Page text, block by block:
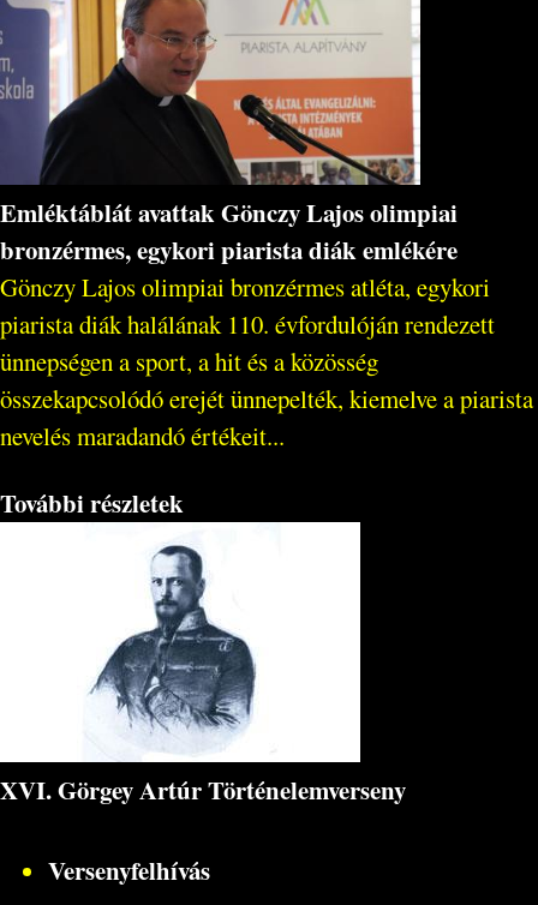
Emléktáblát avattak Gönczy Lajos olimpiai
bronzérmes, egykori piarista diák emlékére
Gönczy Lajos olimpiai bronzérmes atléta, egykori
piarista diák halálának 110. évfordulóján rendezett
ünnepségen a sport, a hit és a közösség
összekapcsolódó erejét ünnepelték, kiemelve a piarista
nevelés maradandó értékeit...
További részletek
XVI. Görgey Artúr Történelemverseny
Versenyfelhívás